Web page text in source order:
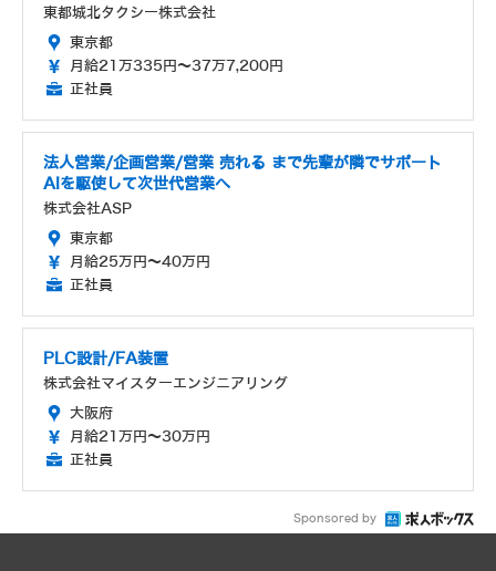
東都城北タクシー株式会社
東京都
月給21万335円～37万7,200円
正社員
法人営業/企画営業/営業 売れる まで先輩が隣でサポート
AIを駆使して次世代営業へ
株式会社ASP
東京都
月給25万円～40万円
正社員
PLC設計/FA装置
株式会社マイスターエンジニアリング
大阪府
月給21万円～30万円
正社員
Sponsored by